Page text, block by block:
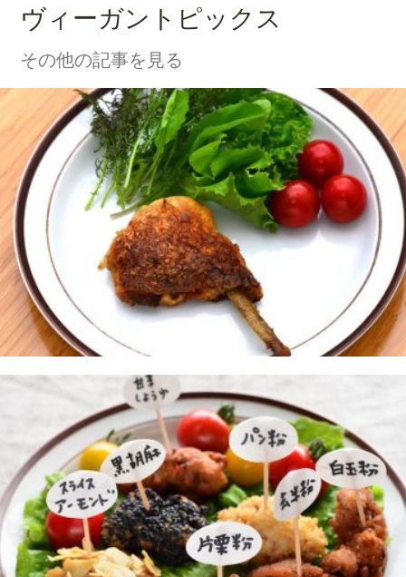
ヴィーガントピックス
その他の記事を見る